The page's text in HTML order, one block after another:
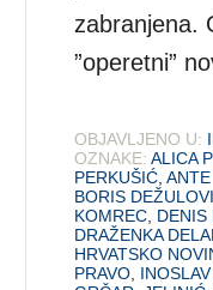
zabranjena.
”operetni”
OBJAVLJENO U:
OZNAKE: ALICA
PERKUŠIĆ ,
BORIS
KOMREC DENIS
DRAŽENKA
HRVATSKO
PRAVO